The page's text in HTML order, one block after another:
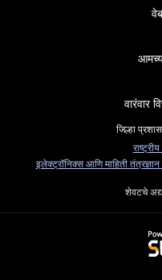
वारंवार
जिल्हा
इलेक्ट्रॉनिक्स आणि माहिती
शेवटचे